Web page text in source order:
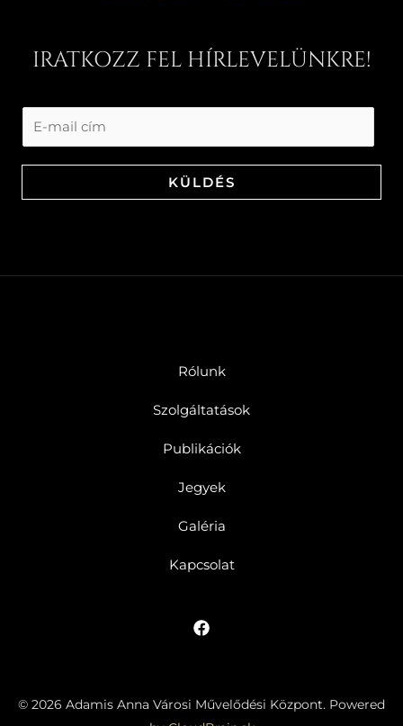
IRATKOZZ FEL HÍRLEVELÜNKRE!
KÜLDÉS
Rólunk
Szolgáltatások
Publikációk
Jegyek
Galéria
Kapcsolat
© 2026 Adamis Anna Városi Művelődési Központ. Powered